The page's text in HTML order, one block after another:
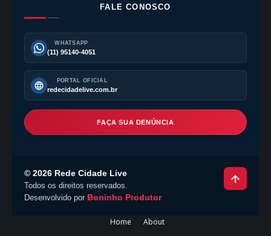
FALE CONOSCO
WHATSAPP
(11) 95140-4051
PORTAL OFICIAL
redecidadelive.com.br
FAÇA SUA DENÚNCIA
© 2026 Rede Cidade Live
Todos os direitos reservados.
Desenvolvido por Boninho Produtor
Home About